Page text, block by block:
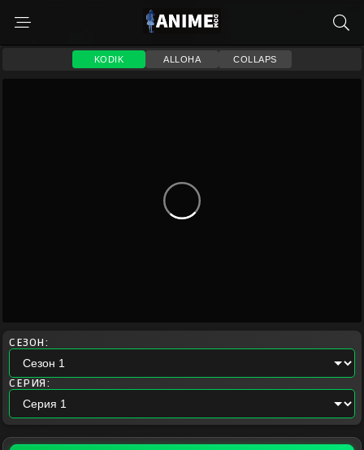
KODIK ALLOHA COLLAPS
СЕЗОН:
СЕРИЯ: